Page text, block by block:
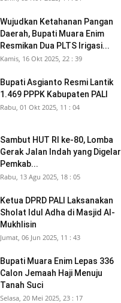
Wujudkan Ketahanan Pangan
Daerah, Bupati Muara Enim
Resmikan Dua PLTS Irigasi...
Kamis, 16 Okt 2025, 22 : 39
Bupati Asgianto Resmi Lantik
1.469 PPPK Kabupaten PALI
Rabu, 01 Okt 2025, 11 : 04
Sambut HUT RI ke-80, Lomba
Gerak Jalan Indah yang Digelar
Pemkab...
Rabu, 13 Agu 2025, 18 : 05
Ketua DPRD PALI Laksanakan
Sholat Idul Adha di Masjid Al-
Mukhlisin
Jumat, 06 Jun 2025, 11 : 43
Bupati Muara Enim Lepas 336
Calon Jemaah Haji Menuju
Tanah Suci
Selasa, 20 Mei 2025, 23 : 17